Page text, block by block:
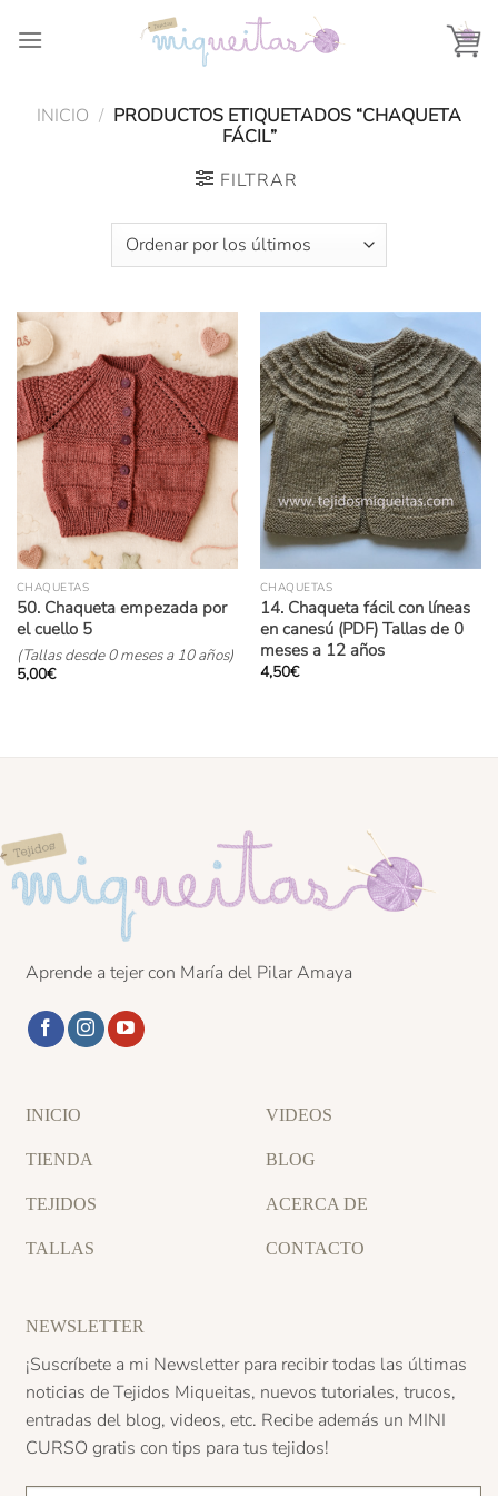
INICIO / PRODUCTOS ETIQUETADOS “CHAQUETA
FÁCIL”
FILTRAR
CHAQUETAS
50. Chaqueta empezada por
el cuello 5
(Tallas desde 0 meses a 10 años)
5,00€
CHAQUETAS
14. Chaqueta fácil con líneas
en canesú (PDF) Tallas de 0
meses a 12 años
4,50€
Aprende a tejer con María del Pilar Amaya
INICIO
TIENDA
TEJIDOS
TALLAS
VIDEOS
BLOG
ACERCA DE
CONTACTO
NEWSLETTER
¡Suscríbete a mi Newsletter para recibir todas las últimas
noticias de Tejidos Miqueitas, nuevos tutoriales, trucos,
entradas del blog, videos, etc. Recibe además un MINI
CURSO gratis con tips para tus tejidos!